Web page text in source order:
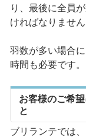
り、最後に全員
ければなりません
羽数が多い場合
時間も必要です。
お客様のご希
と
ブリランテでは